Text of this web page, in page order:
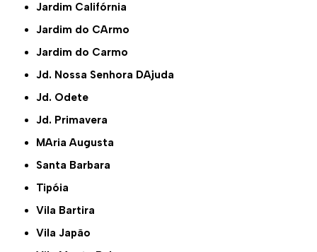
Jardim Califórnia
Jardim do CArmo
Jardim do Carmo
Jd. Nossa Senhora DAjuda
Jd. Odete
Jd. Primavera
MAria Augusta
Santa Barbara
Tipóia
Vila Bartira
Vila Japão